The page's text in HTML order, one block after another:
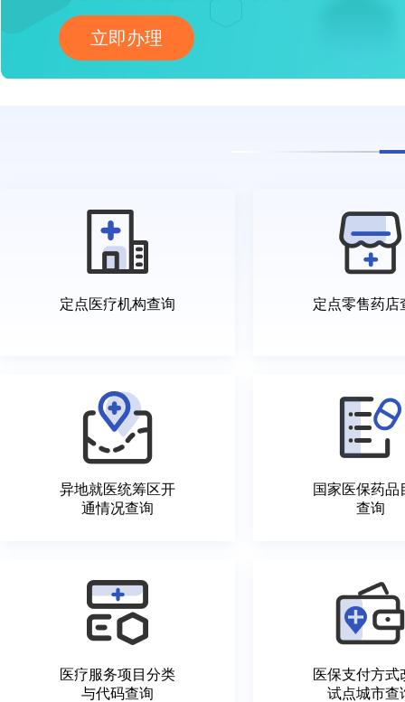
立即办理
定点医疗机构查询 定点零售药店
异地就医统筹区开
通情况查询
国家医保药品
查询
医疗服务项目分类
与代码查询
医保支付方式
试点城市查